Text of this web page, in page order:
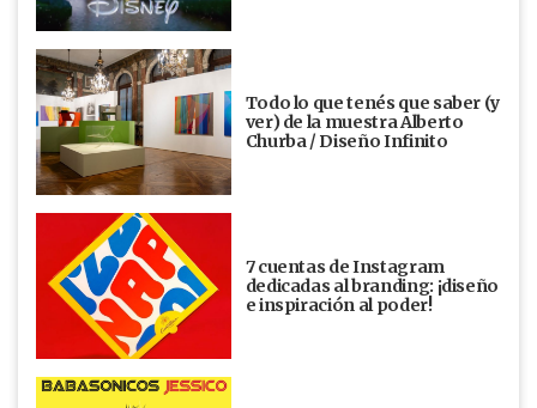
Todo lo que tenés que saber (y
ver) de la muestra Alberto
Churba / Diseño Infinito
7 cuentas de Instagram
dedicadas al branding: ¡diseño
e inspiración al poder!